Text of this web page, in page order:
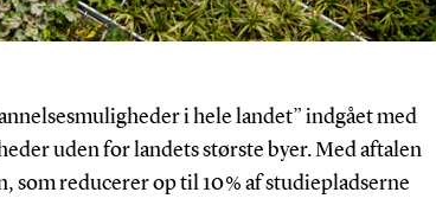
i hele landet” indgået med
uden for landets største byer. Med aftalen
reducerer op til 10 % af studiepladserne